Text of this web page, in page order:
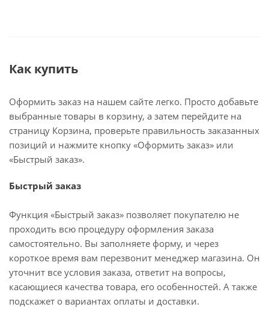
Как купить
Оформить заказ на нашем сайте легко. Просто добавьте
выбранные товары в корзину, а затем перейдите на
страницу Корзина, проверьте правильность заказанных
позиций и нажмите кнопку «Оформить заказ» или
«Быстрый заказ».
Быстрый заказ
Функция «Быстрый заказ» позволяет покупателю не
проходить всю процедуру оформления заказа
самостоятельно. Вы заполняете форму, и через
короткое время вам перезвонит менеджер магазина. Он
уточнит все условия заказа, ответит на вопросы,
касающиеся качества товара, его особенностей. А также
подскажет о вариантах оплаты и доставки.